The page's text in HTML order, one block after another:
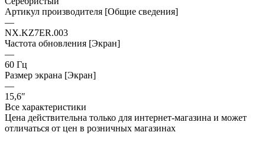
Артикул производителя [Общие сведения]
—
NX.KZ7ER.003
Частота обновления [Экран]
—
60 Гц
Размер экрана [Экран]
—
15,6″
Все характеристики
Цена действительна только для интернет-магазина и может
отличаться от цен в розничных магазинах